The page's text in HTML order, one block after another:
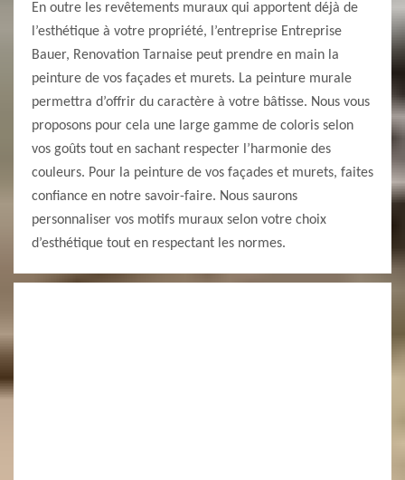
En outre les revêtements muraux qui apportent déjà de
l’esthétique à votre propriété, l’entreprise Entreprise
Bauer, Renovation Tarnaise peut prendre en main la
peinture de vos façades et murets. La peinture murale
permettra d’offrir du caractère à votre bâtisse. Nous vous
proposons pour cela une large gamme de coloris selon
vos goûts tout en sachant respecter l’harmonie des
couleurs. Pour la peinture de vos façades et murets, faites
confiance en notre savoir-faire. Nous saurons
personnaliser vos motifs muraux selon votre choix
d’esthétique tout en respectant les normes.